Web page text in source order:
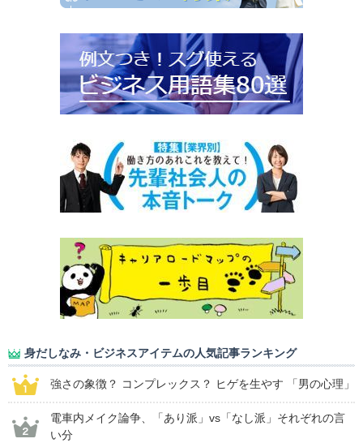
身だしなみ・ビジネスアイテムの人気記事ランキング
強さの象徴？ コンプレックス？ ヒゲを生やす 「男の心理」
電車内メイク論争、「あり派」vs「なし派」それぞれの言
い分